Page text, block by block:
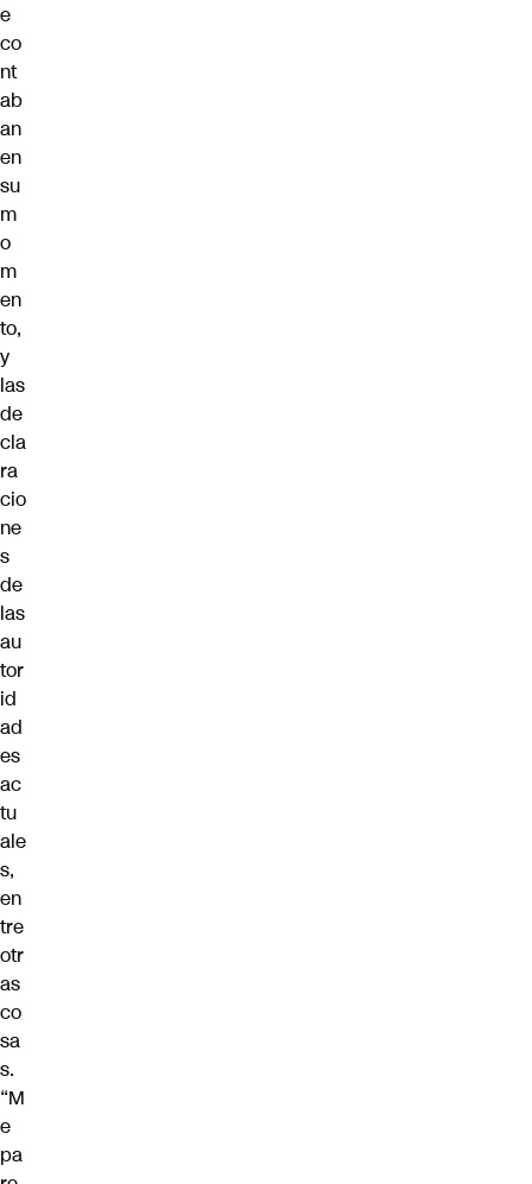
e
co
nt
ab
an
en
su
m
o
m
en
to,
y
las
de
cla
ra
cio
ne
s
de
las
au
tor
id
ad
es
ac
tu
ale
s,
en
tre
otr
as
co
sa
s.
“M
e
pa